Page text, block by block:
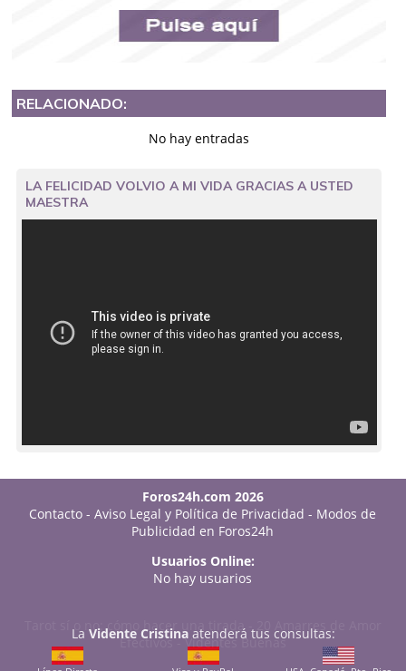
RELACIONADO:
No hay entradas
LA FELICIDAD VOLVIO A MI VIDA GRACIAS A USTED
MAESTRA
Foros24h.com 2026
Contacto -Aviso Legal y Política de Privacidad - Modos de
Publicidad en Foros24h
Usuarios Online:
No hay usuarios
Tarot sí o no: cómo hacer una tirada-
20 Amarres de Amor
Efectivos-Videntes Buenas
La Vidente Cristinaatenderá tus consultas: